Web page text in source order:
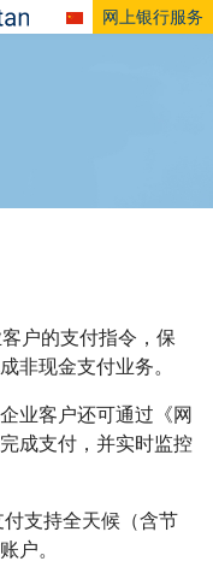
网上银行服务
户的支付指令，保
非现金支付业务。
业客户还可通过《网
成支付，并实时监控
支持全天候（含节
户。